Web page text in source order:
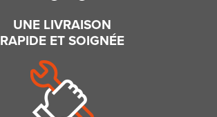
UNE LIVRAISON
RAPIDE ET SOIGNÉE